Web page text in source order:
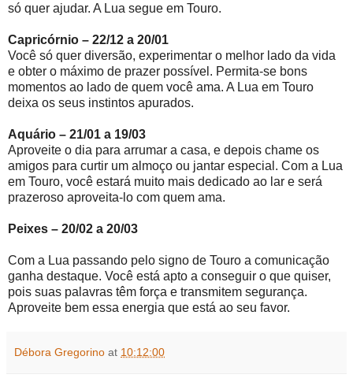
só quer ajudar. A Lua segue em Touro.
Capricórnio – 22/12 a 20/01
Você só quer diversão, experimentar o melhor lado da vida
e obter o máximo de prazer possível. Permita-se bons
momentos ao lado de quem você ama. A Lua em Touro
deixa os seus instintos apurados.
Aquário – 21/01 a 19/03
Aproveite o dia para arrumar a casa, e depois chame os
amigos para curtir um almoço ou jantar especial. Com a Lua
em Touro, você estará muito mais dedicado ao lar e será
prazeroso aproveita-lo com quem ama.
Peixes – 20/02 a 20/03
Com a Lua passando pelo signo de Touro a comunicação
ganha destaque. Você está apto a conseguir o que quiser,
pois suas palavras têm força e transmitem segurança.
Aproveite bem essa energia que está ao seu favor.
Débora Gregorino at 10:12:00